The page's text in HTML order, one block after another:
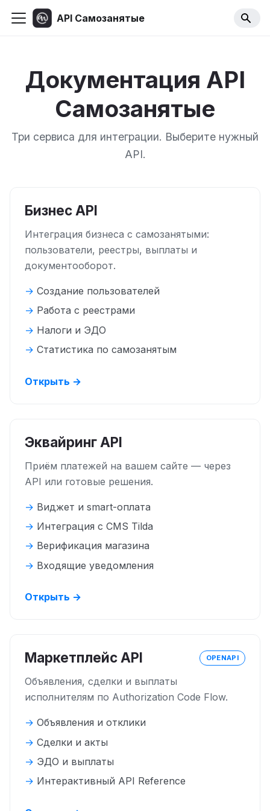
API Самозанятые
Документация API
Самозанятые
Три сервиса для интеграции. Выберите нужный
API.
Бизнес API
Интеграция бизнеса с самозанятыми:
пользователи, реестры, выплаты и
документооборот.
Создание пользователей
Работа с реестрами
Налоги и ЭДО
Статистика по самозанятым
Открыть →
Эквайринг API
Приём платежей на вашем сайте — через
API или готовые решения.
Виджет и smart-оплата
Интеграция с CMS Tilda
Верификация магазина
Входящие уведомления
Открыть →
Маркетплейс API OPENAPI
Объявления, сделки и выплаты
исполнителям по Authorization Code Flow.
Объявления и отклики
Сделки и акты
ЭДО и выплаты
Интерактивный API Reference